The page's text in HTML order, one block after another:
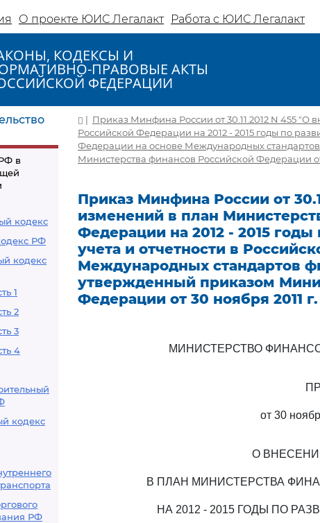
О проекте ЮИС Легалакт Работа с ЮИС Легалакт
КОДЕКСЫ И
ПРАВОВЫЕ АКТЫ
ФЕДЕРАЦИИ
в
кодекс
РФ
кодекс
1
2
3
4
кодекс
РФ
| Приказ Минфина России от 30.11.2012 N 455
Российской Федерации на 2012 - 2015 годы по
Федерации на основе Международных
Министерства финансов Российской Федерации
Приказ Минфина России от
изменений в план
Федерации на 2012 - 2015 годы
учета и отчетности в
Международных стандартов
утвержденный приказом
Федерации от 30 ноября 2011
МИНИСТЕРСТВО
от 30
О
В ПЛАН МИНИСТЕРСТВА
НА 2012 - 2015 ГОДЫ ПО